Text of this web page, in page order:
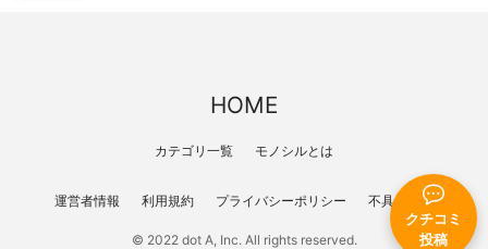
クチコミ
投稿
HOME
カテゴリ一覧 モノシルとは
運営者情報 利用規約 プライバシーポリシー 不具合報告
© 2022 dot A, Inc. All rights reserved.